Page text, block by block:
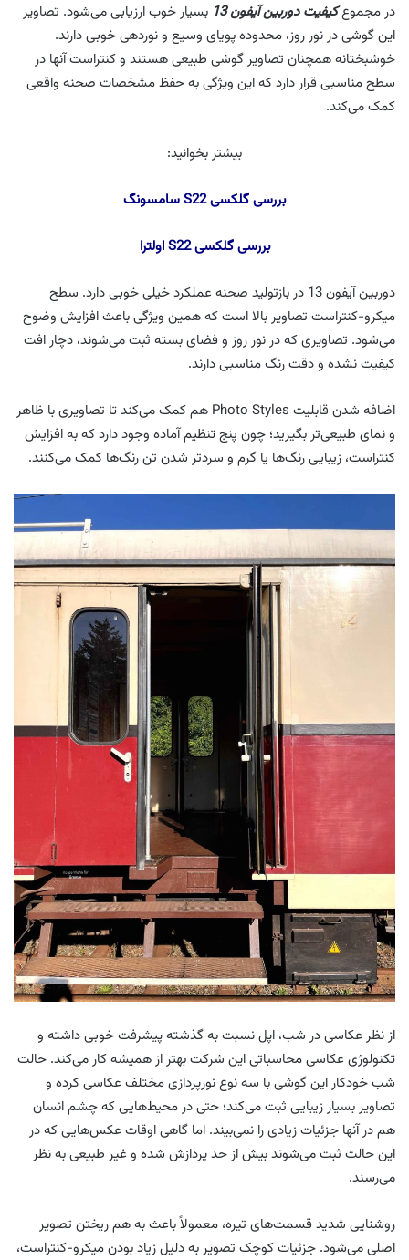
در مجموعکیفیت دوربین آیفون 13
بسیار خوب ارزیابی می‌شود. تصاویر
این گوشی در نور روز، محدوده پویای وسیع و نوردهی خوبی دارند.
خوشبختانه همچنان تصاویر گوشی طبیعی هستند و کنتراست آنها در
سطح مناسبی قرار دارد که این ویژگی به حفظ مشخصات صحنه واقعی
کمک می‌کند.
بیشتر بخوانید:
بررسی گلکسی S22 سامسونگ
بررسی گلکسی S22 اولترا
دوربین آیفون 13 در بازتولید صحنه عملکرد خیلی خوبی دارد. سطح
میکرو-کنتراست تصاویر بالا است که همین ویژگی باعث افزایش وضوح
می‌شود. تصاویری که در نور روز و فضای بسته ثبت می‌شوند، دچار افت
کیفیت نشده و دقت رنگ مناسبی دارند.
اضافه شدن قابلیت Photo Styles هم کمک می‌کند تا تصاویری با ظاهر
و نمای طبیعی‌تر بگیرید؛ چون پنج تنظیم آماده وجود دارد که به افزایش
کنتراست، زیبایی رنگ‌ها یا گرم و سردتر شدن تن رنگ‌ها کمک می‌کنند.
از نظر عکاسی در شب، اپل نسبت به گذشته پیشرفت خوبی داشته و
تکنولوژی عکاسی محاسباتی این شرکت بهتر از همیشه کار می‌کند. حالت
شب خودکار این گوشی با سه نوع نورپردازی مختلف عکاسی کرده و
تصاویر بسیار زیبایی ثبت می‌کند؛ حتی در محیط‌هایی که چشم انسان
هم در آنها جزئیات زیادی را نمی‌بیند. اما گاهی اوقات عکس‌هایی که در
این حالت ثبت می‌شوند بیش از حد پردازش شده و غیر طبیعی به نظر
می‌رسند.
روشنایی شدید قسمت‌های تیره، معمولاً باعث به هم ریختن تصویر
اصلی می‌شود. جزئیات کوچک تصویر به دلیل زیاد بودن میکرو-کنتراست،